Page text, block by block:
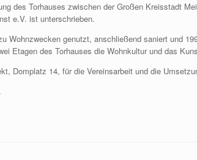
des Torhauses zwischen der Großen Kreisstadt
e.V. ist unterschrieben.
Wohnzwecken genutzt, anschließend saniert und
Etagen des Torhauses die Wohnkultur und das
Domplatz 14, für die Vereinsarbeit und die